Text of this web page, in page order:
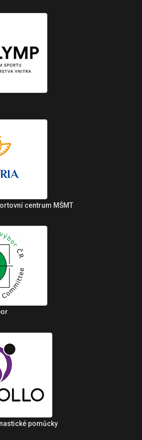
centrum MŠMT
pomůcky